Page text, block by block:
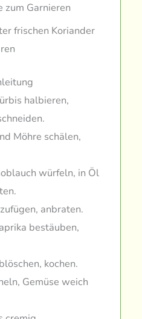
zum Garnieren
frischen Koriander
halbieren,
Möhre schälen,
würfeln, in Öl
anbraten.
bestäuben,
kochen.
Gemüse weich